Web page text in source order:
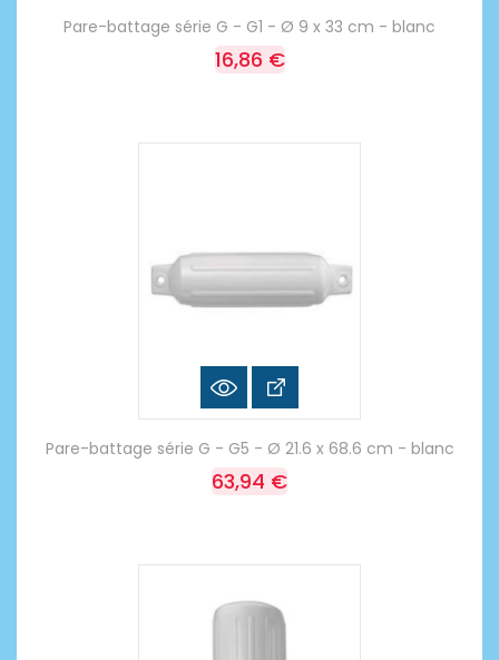
Pare-battage série G - G1 - Ø 9 x 33 cm - blanc
16,86 €
Pare-battage série G - G5 - Ø 21.6 x 68.6 cm - blanc
63,94 €